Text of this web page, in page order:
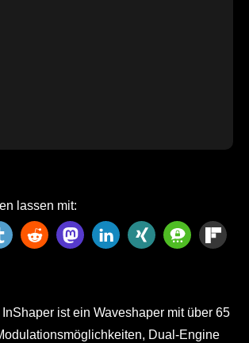
lassen mit:
ist ein Waveshaper mit über 65
Dual-Engine